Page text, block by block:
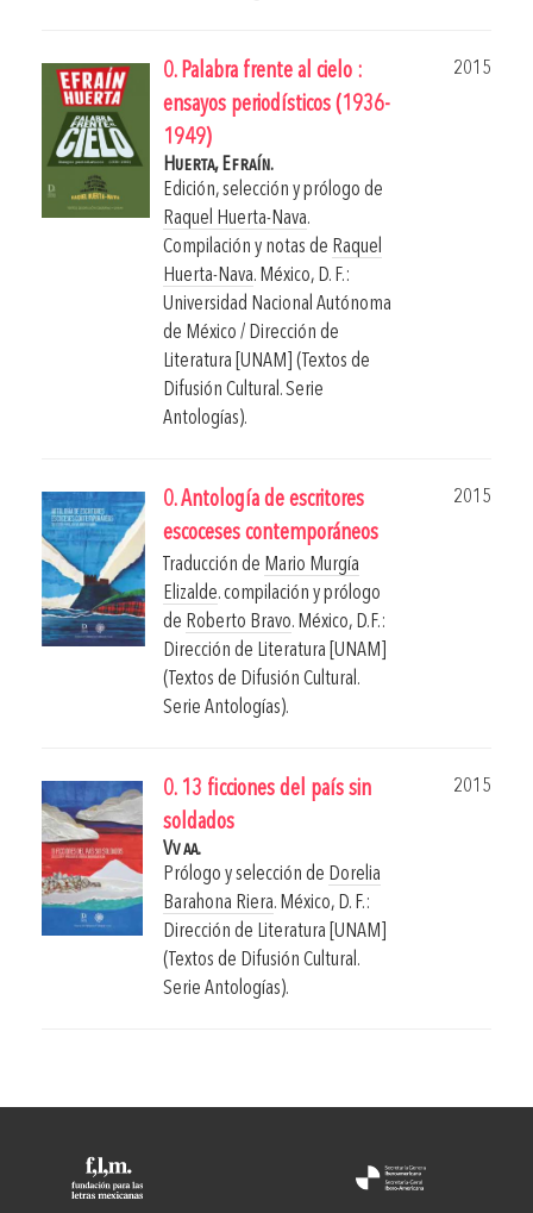
0. Palabra frente al cielo :
ensayos periodísticos (1936-
1949)
2015
Huerta, Efraín.
Edición, selección y prólogo de
Raquel Huerta-Nava.
Compilación y notas de Raquel
Huerta-Nava. México, D. F.:
Universidad Nacional Autónoma
de México / Dirección de
Literatura [UNAM] (Textos de
Difusión Cultural. Serie
Antologías).
0. Antología de escritores
escoceses contemporáneos
2015
Traducción de Mario Murgía
Elizalde. compilación y prólogo
de Roberto Bravo. México, D.F.:
Dirección de Literatura [UNAM]
(Textos de Difusión Cultural.
Serie Antologías).
0. 13 ficciones del país sin
soldados
2015
Vv aa.
Prólogo y selección de Dorelia
Barahona Riera. México, D. F.:
Dirección de Literatura [UNAM]
(Textos de Difusión Cultural.
Serie Antologías).